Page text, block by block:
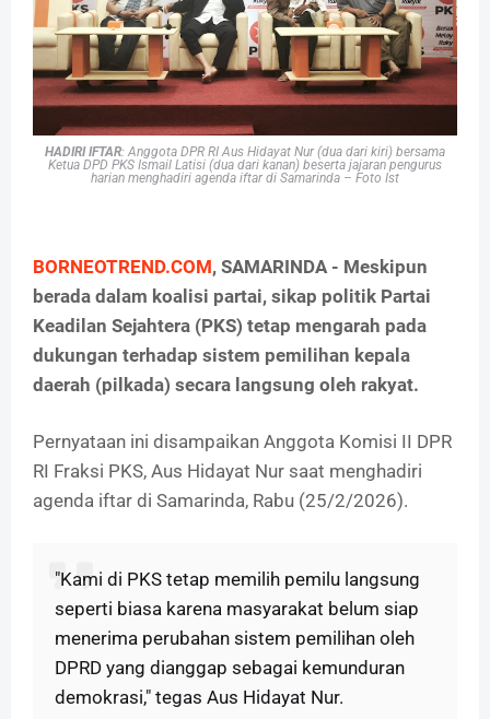
HADIRI IFTAR: Anggota DPR RI Aus Hidayat Nur (dua dari kiri) bersama
Ketua DPD PKS Ismail Latisi (dua dari kanan) beserta jajaran pengurus
harian menghadiri agenda iftar di Samarinda – Foto Ist
BORNEOTREND.COM, SAMARINDA - Meskipun
berada dalam koalisi partai, sikap politik Partai
Keadilan Sejahtera (PKS) tetap mengarah pada
dukungan terhadap sistem pemilihan kepala
daerah (pilkada) secara langsung oleh rakyat.
Pernyataan ini disampaikan Anggota Komisi II DPR
RI Fraksi PKS, Aus Hidayat Nur saat menghadiri
agenda iftar di Samarinda, Rabu (25/2/2026).
"Kami di PKS tetap memilih pemilu langsung
seperti biasa karena masyarakat belum siap
menerima perubahan sistem pemilihan oleh
DPRD yang dianggap sebagai kemunduran
demokrasi," tegas Aus Hidayat Nur.